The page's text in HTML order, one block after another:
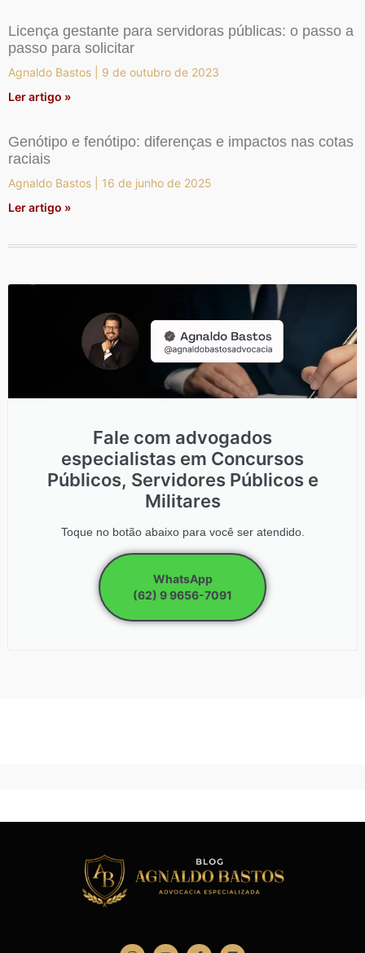
Licença gestante para servidoras públicas: o passo a
passo para solicitar
Agnaldo Bastos
9 de outubro de 2023
Ler artigo »
Genótipo e fenótipo: diferenças e impactos nas cotas
raciais
Agnaldo Bastos
16 de junho de 2025
Ler artigo »
Fale com advogados
especialistas em Concursos
Públicos, Servidores Públicos e
Militares
Toque no botão abaixo para você ser atendido.
WhatsApp
(62) 9 9656-7091